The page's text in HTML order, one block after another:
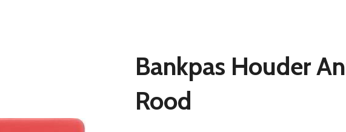
Bankpas Houder
Rood